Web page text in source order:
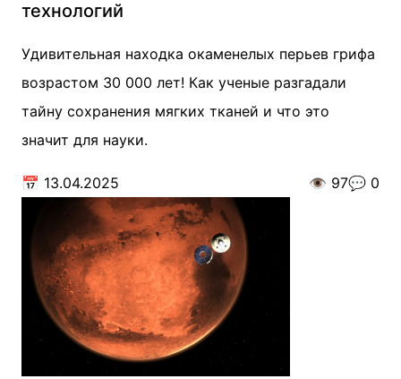
технологий
Удивительная находка окаменелых перьев грифа
возрастом 30 000 лет! Как ученые разгадали
тайну сохранения мягких тканей и что это
значит для науки.
📅 13.04.2025 👁️ 97💬 0